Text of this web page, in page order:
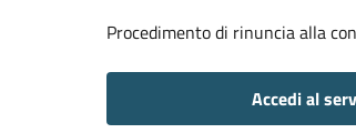
Procedimento di rinuncia alla
Accedi al